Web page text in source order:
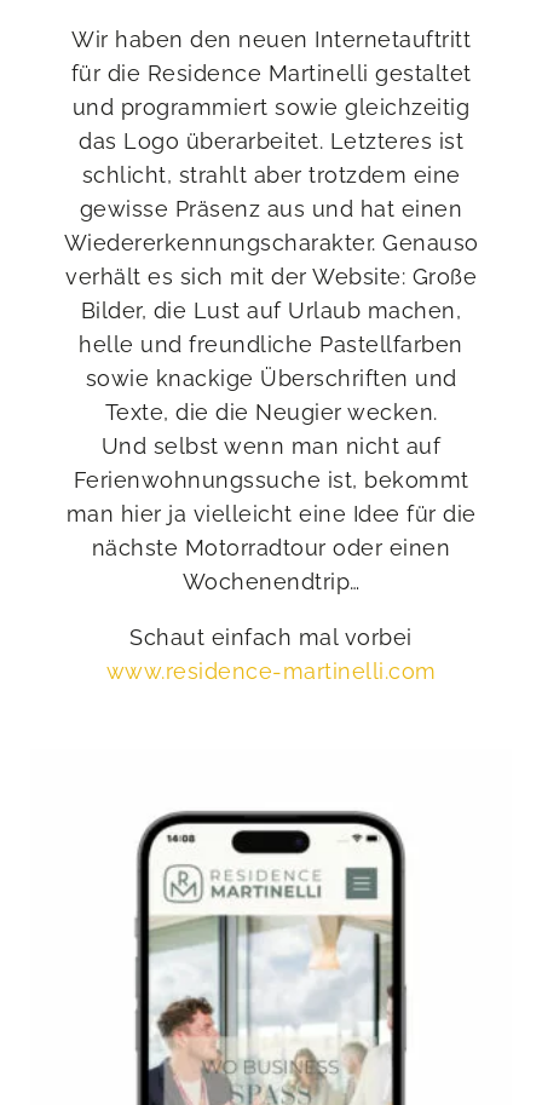
Wir haben den neuen Internetauftritt
für die Residence Martinelli gestaltet
und programmiert sowie gleichzeitig
das Logo überarbeitet. Letzteres ist
schlicht, strahlt aber trotzdem eine
gewisse Präsenz aus und hat einen
Wiedererkennungscharakter. Genauso
verhält es sich mit der Website: Große
Bilder, die Lust auf Urlaub machen,
helle und freundliche Pastellfarben
sowie knackige Überschriften und
Texte, die die Neugier wecken.
Und selbst wenn man nicht auf
Ferienwohnungssuche ist, bekommt
man hier ja vielleicht eine Idee für die
nächste Motorradtour oder einen
Wochenendtrip…
Schaut einfach mal vorbei
www.residence-martinelli.com